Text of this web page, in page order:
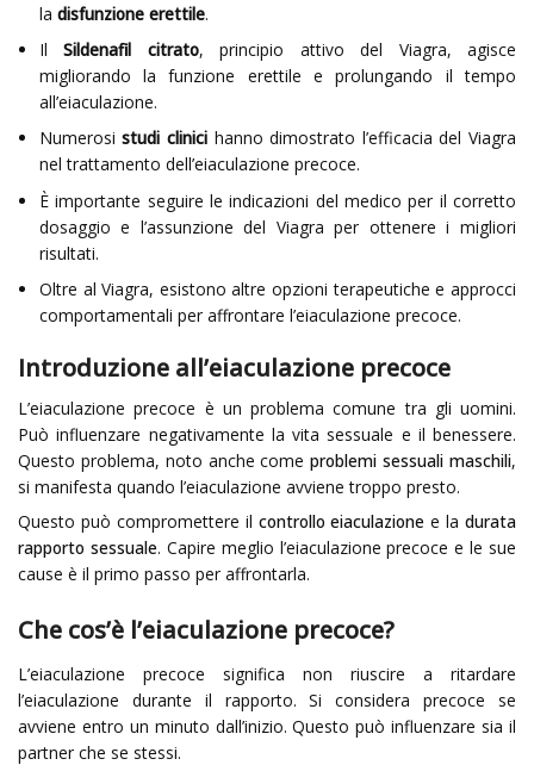
la disfunzione erettile.
IlSildenafil citrato, principio attivo del Viagra, agisce
migliorando la funzione erettile e prolungando il tempo
all’eiaculazione.
Numerosistudi clinici hanno dimostrato l’efficacia del Viagra
nel trattamento dell’eiaculazione precoce.
È importante seguire le indicazioni del medico per il corretto
dosaggio e l’assunzione del Viagra per ottenere i migliori
risultati.
Oltre al Viagra, esistono altre opzioni terapeutiche e approcci
comportamentali per affrontare l’eiaculazione precoce.
Introduzione all’eiaculazione precoce
L’eiaculazione precoce è un problema comune tra gli uomini.
Può influenzare negativamente la vita sessuale e il benessere.
Questo problema, noto anche comeproblemi sessuali maschili,
si manifesta quando l’eiaculazione avviene troppo presto.
Questo può compromettere il controllo eiaculazione e la durata
rapporto sessuale. Capire meglio l’eiaculazione precoce e le sue
cause è il primo passo per affrontarla.
Che cos’è l’eiaculazione precoce?
L’eiaculazione precoce significa non riuscire a ritardare
l’eiaculazione durante il rapporto. Si considera precoce se
avviene entro un minuto dall’inizio. Questo può influenzare sia il
partner che se stessi.